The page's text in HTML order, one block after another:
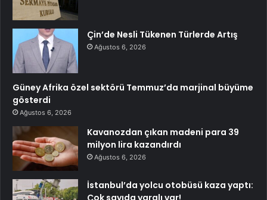
Çin’de Nesli Tükenen Türlerde Artış
Ağustos 6, 2026
Güney Afrika özel sektörü Temmuz’da marjinal büyüme
gösterdi
Ağustos 6, 2026
Kavanozdan çıkan madeni para 39
milyon lira kazandırdı
Ağustos 6, 2026
İstanbul’da yolcu otobüsü kaza yaptı:
Çok sayıda yaralı var!